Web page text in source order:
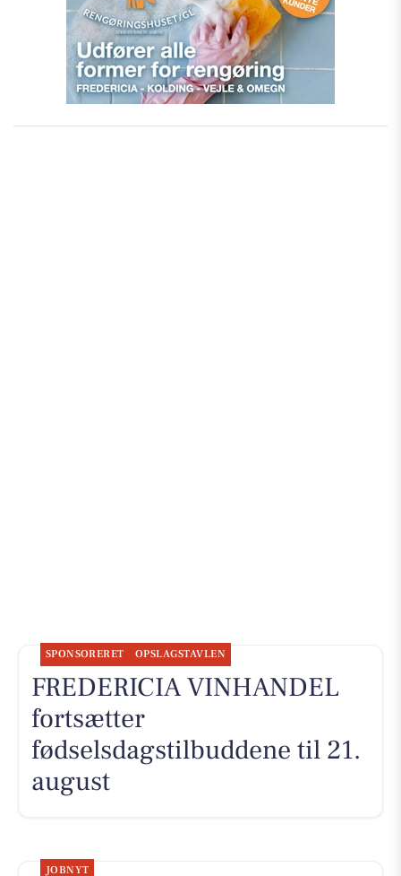
SPONSORERET OPSLAGSTAVLEN
FREDERICIA VINHANDEL
fortsætter
fødselsdagstilbuddene til 21.
august
JOBNYT